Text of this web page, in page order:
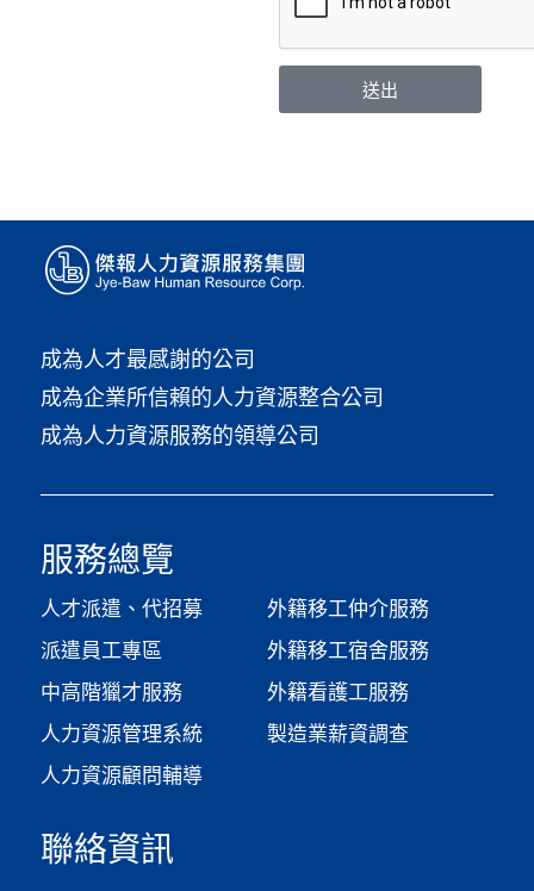
送出
成為人才最感謝的公司
成為企業所信賴的人力資源整合公司
成為人力資源服務的領導公司
服務總覽
人才派遣、代招募
派遣員工專區
中高階獵才服務
人力資源管理系統
人力資源顧問輔導
外籍移工仲介服務
外籍移工宿舍服務
外籍看護工服務
製造業薪資調查​
聯絡資訊